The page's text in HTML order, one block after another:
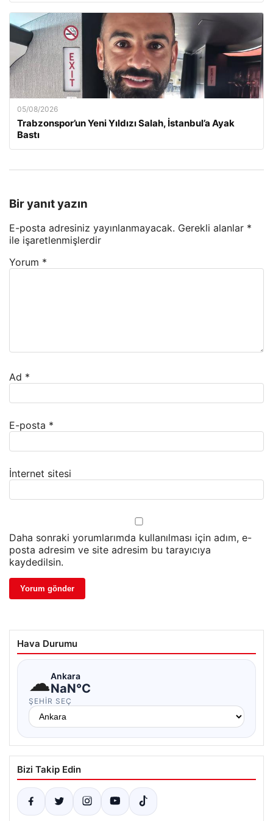
05/08/2026
Trabzonspor’un Yeni Yıldızı Salah, İstanbul’a Ayak
Bastı
Bir yanıt yazın
E-posta adresiniz yayınlanmayacak. Gerekli alanlar *
ile işaretlenmişlerdir
Yorum *
Ad *
E-posta *
İnternet sitesi
Daha sonraki yorumlarımda kullanılması için adım, e-
posta adresim ve site adresim bu tarayıcıya
kaydedilsin.
Hava Durumu
☁Ankara
NaN°C
ŞEHIR SEÇ
Bizi Takip Edin